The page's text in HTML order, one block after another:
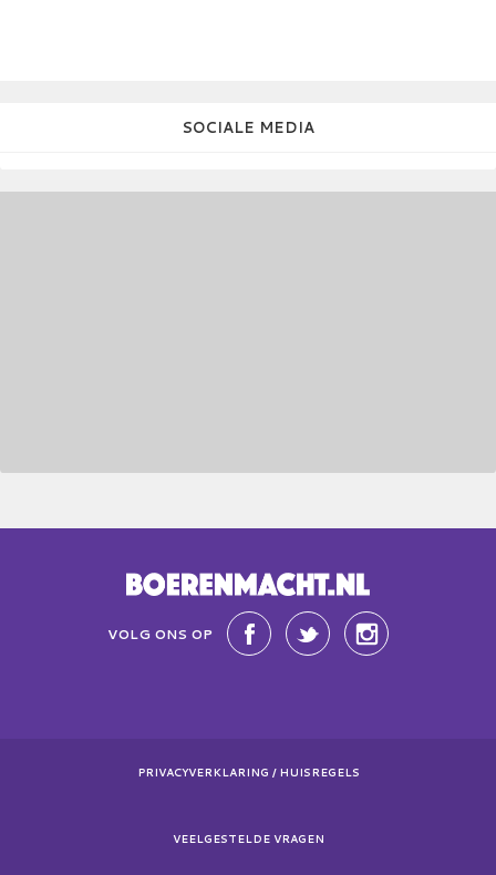
SOCIALE MEDIA
VOLG ONS OP
PRIVACYVERKLARING / HUISREGELS
VEELGESTELDE VRAGEN